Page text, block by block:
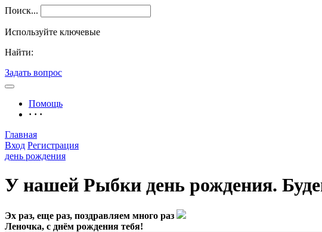
Поиск...
Используйте ключевые
Найти:
Задать вопрос
Помощь
· · ·
Главная
Вход Регистрация
день рождения
У нашей Рыбки день рождения.
Эх раз, еще раз, поздравляем много раз
Леночка, с днём рождения тебя!